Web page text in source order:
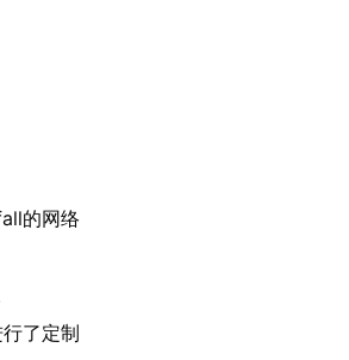
的网络
了定制